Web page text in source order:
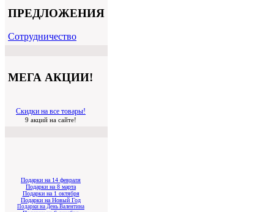
ПРЕДЛОЖЕНИЯ
Cотрудничество
МЕГА АКЦИИ!
Скидки на все товары!
9 акций на сайте!
Подарки на 14 февраля
Подарки на 8 марта
Подарки на 1 октября
Подарки на Новый Год
Подарки на День Валентина